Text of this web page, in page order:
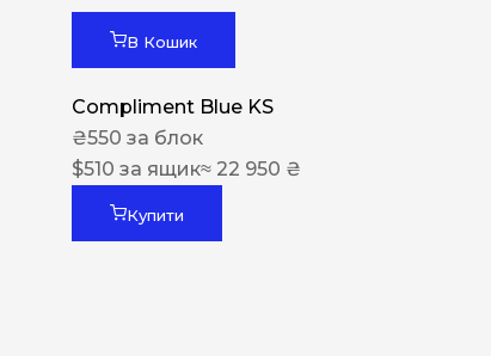
В Кошик
Compliment Blue KS
₴550 за блок
$510 за ящик≈ 22 950 ₴
Купити